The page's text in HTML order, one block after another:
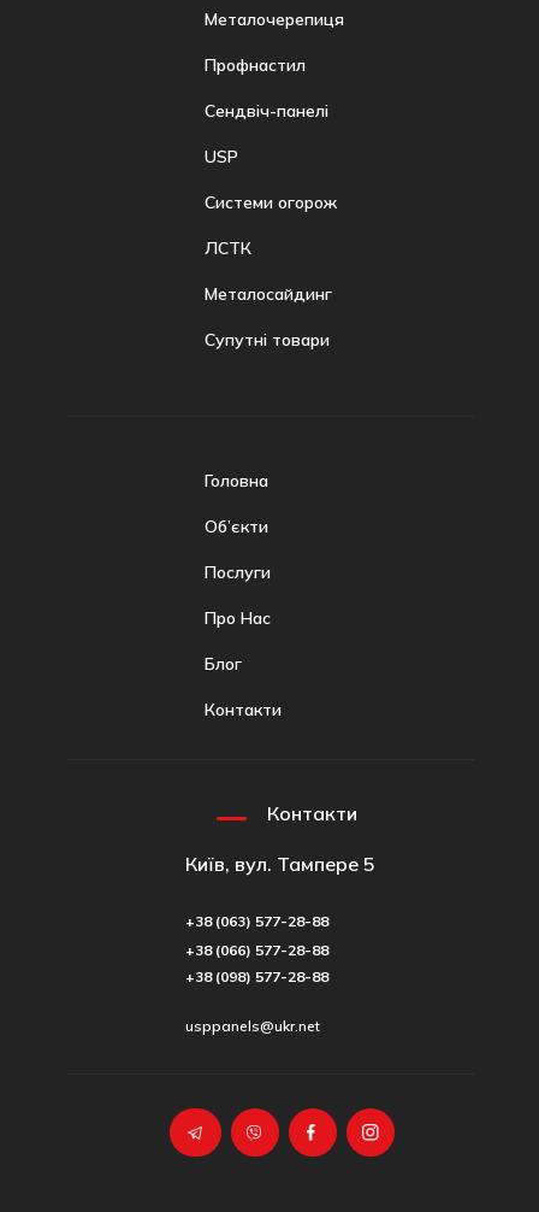
Металочерепиця
Профнастил
Сендвіч-панелі
USP
Системи огорож
ЛСТК
Металосайдинг
Супутні товари
Головна
Об’єкти
Послуги
Про Нас
Блог
Контакти
Контакти
Київ, вул. Тампере 5
+38 (063) 577-28-88
+38 (066) 577-28-88
+38 (098) 577-28-88
usppanels@ukr.net